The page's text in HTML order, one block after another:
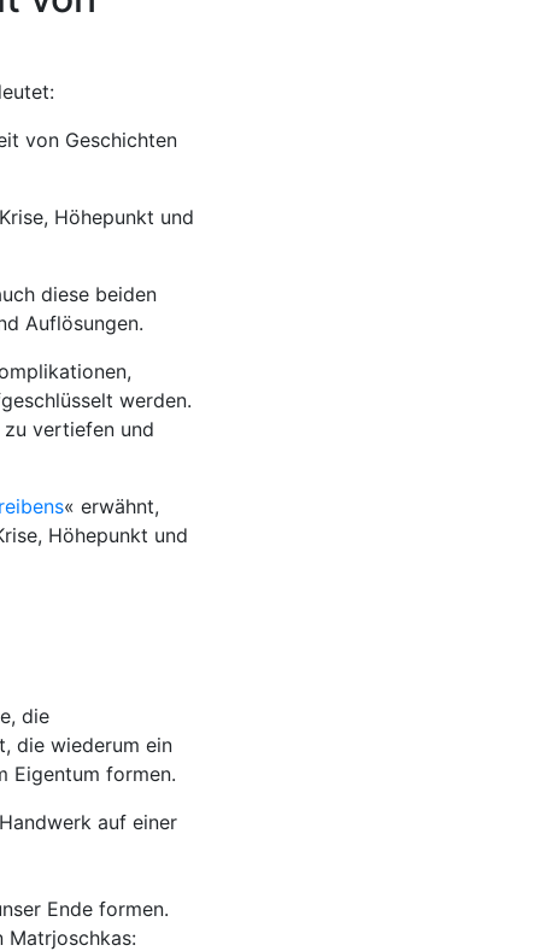
von Geschichten
Höhepunkt und
diese beiden
Auflösungen.
werden.
zu vertiefen und
« erwähnt,
Höhepunkt und
die
die wiederum ein
Eigentum formen.
auf einer
Ende formen.
Matrjoschkas: